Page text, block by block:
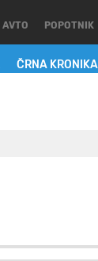
ČRNA KRONIKA
AVTO POPOTNIK